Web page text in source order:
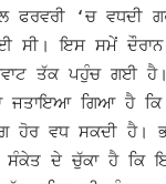
ਫਰਵਰੀ ‘ਚ ਵਧਦੀ
ਸੀ।ਇਸ ਸਮੇਂ
ਤੱਕ ਪਹੁੰਚ ਗਈ ਹੈ।
ਜਤਾਇਆ ਗਿਆ ਹੈ
ਹੋਰ ਵਧ ਸਕਦੀ ਹੈ।
ਸੰਕੇਤ ਦੇ ਚੁੱਕਾ ਹੈ ਕਿ